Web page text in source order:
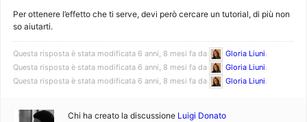
Per ottenere l’effetto che ti serve, devi però cercare un tutorial, di più non
so aiutarti.
Questa risposta è stata modificata 6 anni, 8 mesi fa da Gloria Liuni.
Questa risposta è stata modificata 6 anni, 8 mesi fa da
Gloria Liuni.
Questa risposta è stata modificata 6 anni, 8 mesi fa da
Gloria Liuni.
Chi ha creato la discussione Luigi Donato